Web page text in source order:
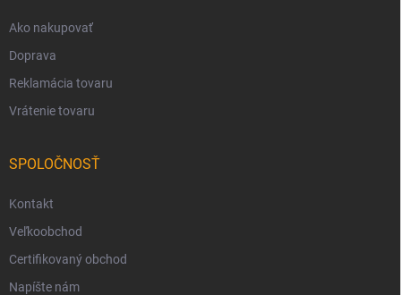
Ako nakupovať
Doprava
Reklamácia tovaru
Vrátenie tovaru
SPOLOČNOSŤ
Kontakt
Veľkoobchod
Certifikovaný obchod
Napíšte nám